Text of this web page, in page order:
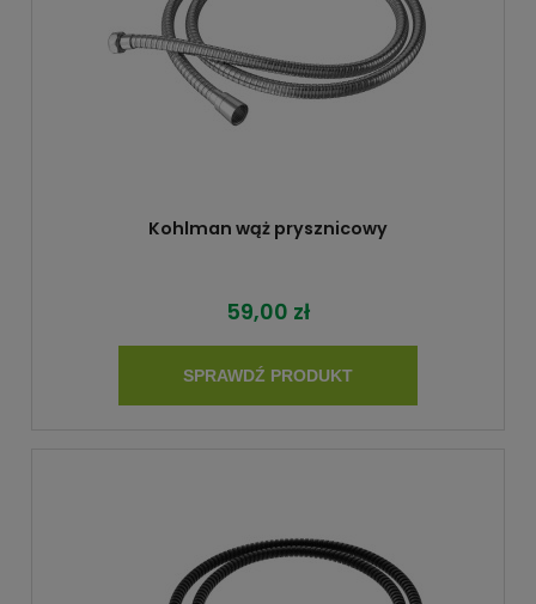
Kohlman wąż prysznicowy
59,00 zł
SPRAWDŹ PRODUKT